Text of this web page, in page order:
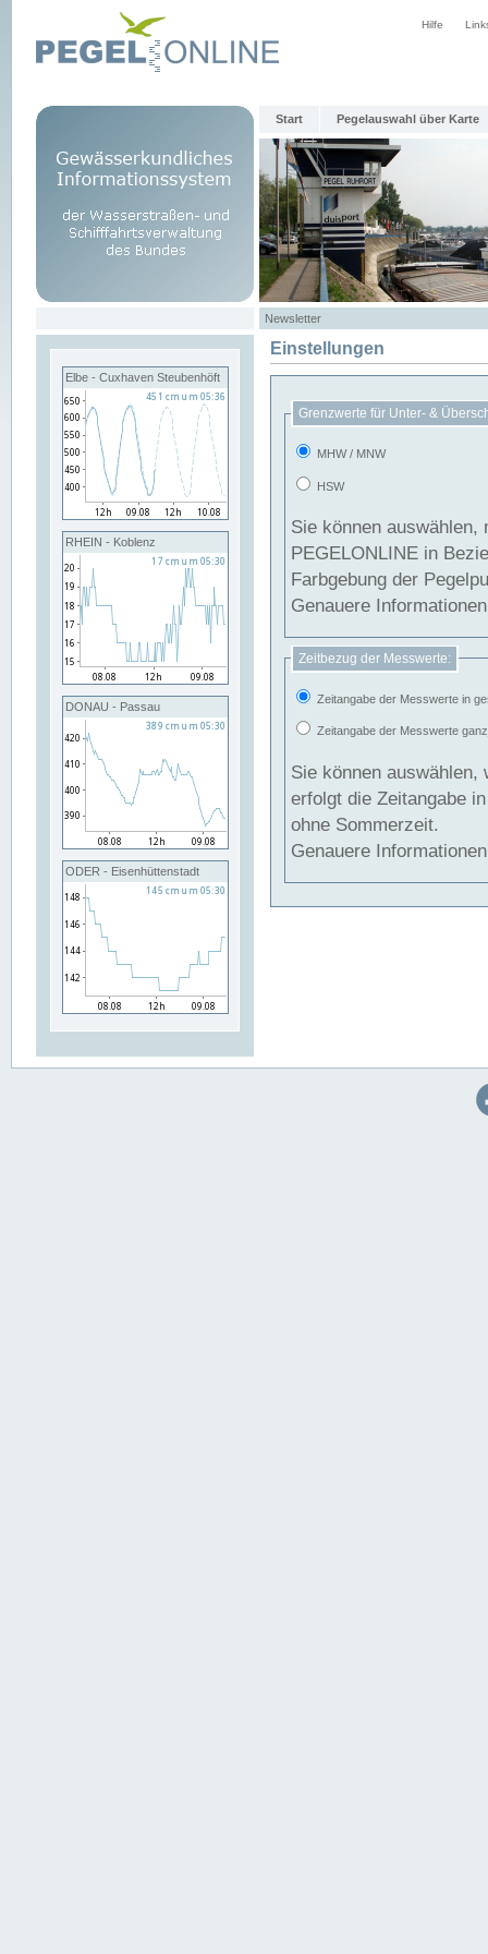
Hilfe
Start Pegelauswahl über Karte
Newsletter
Elbe - Cuxhaven Steubenhöft
RHEIN - Koblenz
DONAU - Passau
ODER - Eisenhüttenstadt
Einstellungen
Grenzwerte für Unter- &
MHW / MNW
HSW
Sie können
PEGELONLINE in Beziehung
Farbgebung der
Genauere
Zeitbezug der Messwerte:
Zeitangabe der Messwerte in
Zeitangabe der Messwerte
Sie können auswählen,
erfolgt die Zeitangabe
ohne Sommerzeit.
Genauere